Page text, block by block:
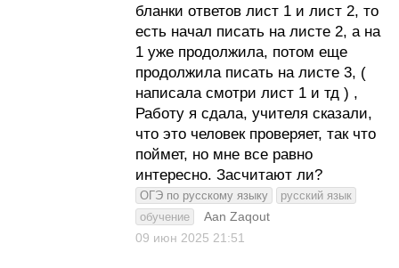
бланки ответов лист 1 и лист 2, то
есть начал писать на листе 2, а на
1 уже продолжила, потом еще
продолжила писать на листе 3, (
написала смотри лист 1 и тд ) ,
Работу я сдала, учителя сказали,
что это человек проверяет, так что
поймет, но мне все равно
интересно. Засчитают ли?
ОГЭ по русскому языку
русский язык
обучение
Aan Zaqout
09 июн 2025 21:51